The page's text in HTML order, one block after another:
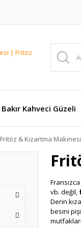
Bakır Kahveci Güzeli
Fritöz & Kızartma Makinesi
vb. değil,
Derin
besini